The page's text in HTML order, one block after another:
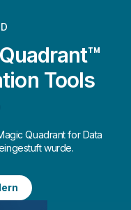
Tools
Quadrant for Data
wurde.